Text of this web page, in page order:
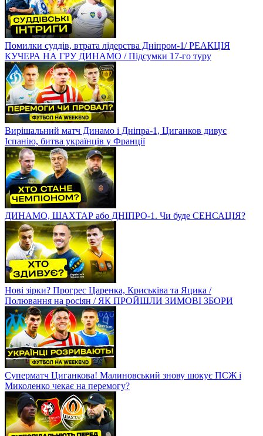
Помилки суддів, втрата лідерства Дніпром-1/ РЕАКЦІЯ
КУЧЕРА НА ГРУ ДИНАМО / Підсумки 17-го туру
Вирішальний матч Динамо і Дніпра-1, Циганков дивує
Іспанію, битва українців у Франції
ДИНАМО, ШАХТАР або ДНІПРО-1. Чи буде СЕНСАЦІЯ?
Нові зірки? Прогрес Царенка, Криськіва та Яцика /
Полювання на росіян / ЯК ПРОЙШЛИ ЗИМОВІ ЗБОРИ
Суперматч Циганкова! Малиновський знову шокує ПСЖ і
Миколенко чекає на перемогу?